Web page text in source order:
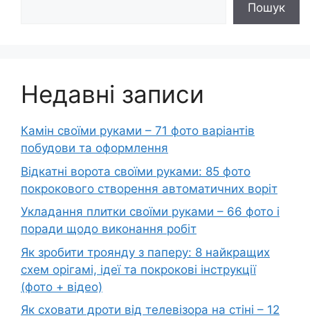
Пошук
Недавні записи
Камін своїми руками – 71 фото варіантів
побудови та оформлення
Відкатні ворота своїми руками: 85 фото
покрокового створення автоматичних воріт
Укладання плитки своїми руками – 66 фото і
поради щодо виконання робіт
Як зробити троянду з паперу: 8 найкращих
схем орігамі, ідеї та покрокові інструкції
(фото + відео)
Як сховати дроти від телевізора на стіні – 12